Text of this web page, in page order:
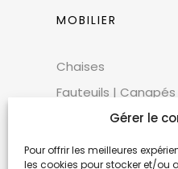
Gérer le
Pour offrir les meilleures
les cookies pour stocker et/ou
MOBILIER
Chaises
Fauteuils | Canapés
Mobilier extérieur
Tables